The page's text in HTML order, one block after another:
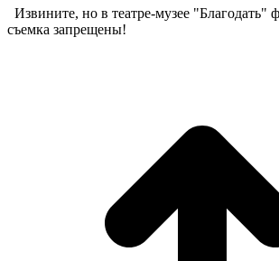
Извините, но в театре-музее "Благодать"
съемка запрещены!